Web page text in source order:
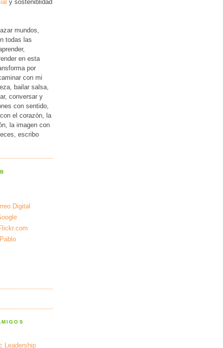
y sosteniblidad
mundos,
todas las
en esta
por
con mi
bailar salsa,
conversar y
con sentido,
el corazón, la
la imagen con
escribo
Digital
Leadership